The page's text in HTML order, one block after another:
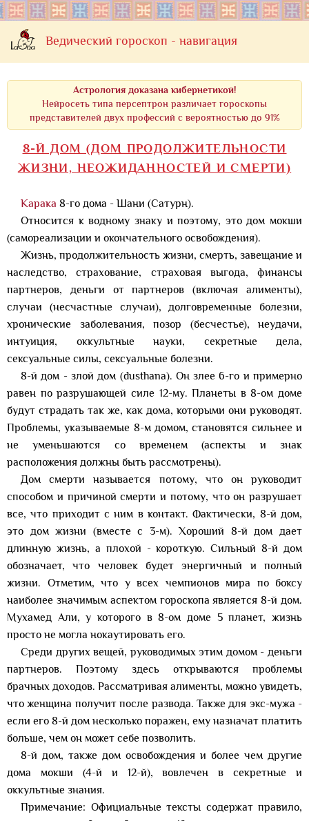
Ведический гороскоп - навигация
Астрология доказана кибернетикой!
Нейросеть типа персептрон различает гороскопы
представителей двух профессий с вероятностью до 91%
8-Й ДОМ (ДОМ ПРОДОЛЖИТЕЛЬНОСТИ
ЖИЗНИ, НЕОЖИДАННОСТЕЙ И СМЕРТИ)
Карака 8-го дома - Шани (Сатурн).
Относится к водному знаку и поэтому, это дом мокши
(самореализации и окончательного освобождения).
Жизнь, продолжительность жизни, смерть, завещание и
наследство, страхование, страховая выгода, финансы
партнеров, деньги от партнеров (включая алименты),
случаи (несчастные случаи), долговременные болезни,
хронические заболевания, позор (бесчестье), неудачи,
интуиция, оккультные науки, секретные дела,
сексуальные силы, сексуальные болезни.
8-й дом - злой дом (dusthana). Он злее 6-го и примерно
равен по разрушающей силе 12-му. Планеты в 8-ом доме
будут страдать так же, как дома, которыми они руководят.
Проблемы, указываемые 8-м домом, становятся сильнее и
не уменьшаются со временем (аспекты и знак
расположения должны быть рассмотрены).
Дом смерти называется потому, что он руководит
способом и причиной смерти и потому, что он разрушает
все, что приходит с ним в контакт. Фактически, 8-й дом,
это дом жизни (вместе с 3-м). Хороший 8-й дом дает
длинную жизнь, а плохой - короткую. Сильный 8-й дом
обозначает, что человек будет энергичный и полный
жизни. Отметим, что у всех чемпионов мира по боксу
наиболее значимым аспектом гороскопа является 8-й дом.
Мухамед Али, у которого в 8-ом доме 5 планет, жизнь
просто не могла нокаутировать его.
Среди других вещей, руководимых этим домом - деньги
партнеров. Поэтому здесь открываются проблемы
брачных доходов. Рассматривая алименты, можно увидеть,
что женщина получит после развода. Также для экс-мужа -
если его 8-й дом несколько поражен, ему назначат платить
больше, чем он может себе позволить.
8-й дом, также дом освобождения и более чем другие
дома мокши (4-й и 12-й), вовлечен в секретные и
оккультные знания.
Примечание: Официальные тексты содержат правило,